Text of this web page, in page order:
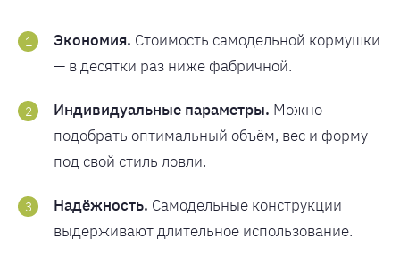
Экономия. Стоимость самодельной кормушки
— в десятки раз ниже фабричной.
Индивидуальные параметры. Можно
подобрать оптимальный объём, вес и форму
под свой стиль ловли.
Надёжность. Самодельные конструкции
выдерживают длительное использование.